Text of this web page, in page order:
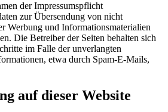
der Impressumspflicht
zur Übersendung von nicht
Werbung und Informationsmaterialien
Die Betreiber der Seiten behalten sich
im Falle der unverlangten
etwa durch Spam-E-Mails,
auf dieser Website